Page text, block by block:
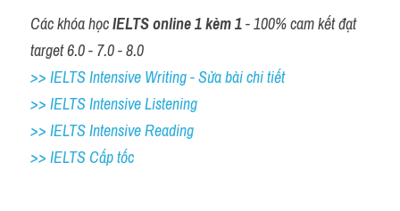
Các khóa học IELTS online 1 kèm 1 - 100% cam kết đạt
target 6.0 - 7.0 - 8.0
>> IELTS Intensive Writing - Sửa bài chi tiết
>> IELTS Intensive Listening
>> IELTS Intensive Reading
>> IELTS Cấp tốc